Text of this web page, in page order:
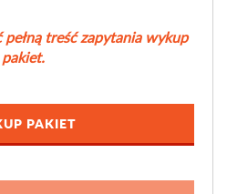
pełną treść zapytania wykup
pakiet.
PAKIET